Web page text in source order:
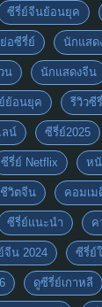
ซีรี่ย์จีนย้อนยุค
ย่อซีรี่ย์ นักแสด
น นักแสดงจีน
ย้อนยุค รีวิวซี
ลน์ ซีรี่ย์2025
ซีรี่ย์ Netflix ห
วิตจีน คอมเม
ซีรี่ย์แนะนำ ค
จีน 2024 ซีรี่ย์
ดูซีรี่ย์เกาหลี